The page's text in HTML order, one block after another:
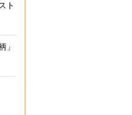
ト
」